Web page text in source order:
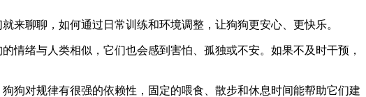
来聊聊，如何通过日常训练和环境调整，让狗狗更安心、更快乐。
情绪与人类相似，它们也会感到害怕、孤独或不安。如果不及时干预，
狗对规律有很强的依赖性，固定的喂食、散步和休息时间能帮助它们建